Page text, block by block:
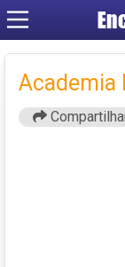
Academia